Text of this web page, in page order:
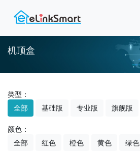
机顶盒
类型：
全部
基础版 专业版 旗舰版
颜色：
全部
红色 橙色 黄色 绿色